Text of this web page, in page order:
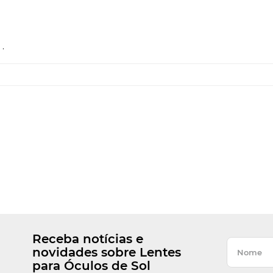
.
Receba notícias e
novidades sobre Lentes
para Óculos de Sol